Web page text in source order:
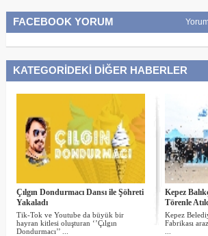
FACEBOOK YORUM
KATEGORİDEKİ DİĞER HABERLER
Çılgın Dondurmacı Dansı ile Şöhreti
Yakaladı
Tik-Tok ve Youtube da büyük bir
hayran kitlesi oluşturan ‘’Çılgın
Dondurmacı’’ ...
Kepez
Törenle
Kepez
Fabrikası